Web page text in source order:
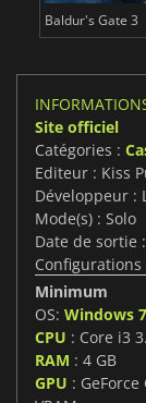
Baldur's Gate 3
Site officiel
Catégories :
Editeur : Kiss
Développeur :
Mode(s) : Solo
Date de sortie
Configurations
Minimum
OS: Windows 7
CPU : Core i3
RAM : 4 GB
GPU :